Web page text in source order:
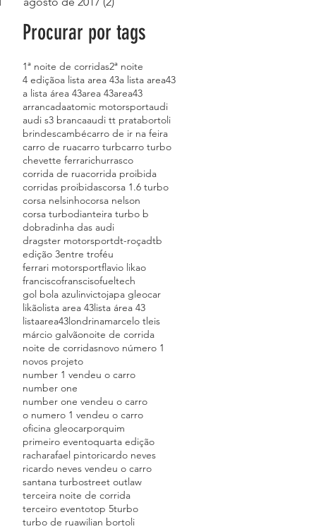
Procurar por tags
1ª noite de corridas2ª noite
4 ediçãoa lista area 43a lista area43
a lista área 43area 43area43
arrancadaatomic motorsportaudi
audi s3 brancaaudi tt pratabortoli
brindescambécarro de ir na feira
carro de ruacarro turbcarro turbo
chevette ferrarichurrasco
corrida de ruacorrida proibida
corridas proibidascorsa 1.6 turbo
corsa nelsinhocorsa nelson
corsa turbodianteira turbo b
dobradinha das audi
dragster motorsportdt-roçadtb
edição 3entre troféu
ferrari motorsportflavio likao
franciscofranscisofueltech
gol bola azulinvictojapa gleocar
likãolista area 43lista área 43
listaarea43londrinamarcelo tleis
márcio galvãonoite de corrida
noite de corridasnovo número 1
novos projeto
number 1 vendeu o carro
number one
number one vendeu o carro
o numero 1 vendeu o carro
oficina gleocarporquim
primeiro eventoquarta edição
racharafael pintoricardo neves
ricardo neves vendeu o carro
santana turbostreet outlaw
terceira noite de corrida
terceiro eventotop 5turbo
turbo de ruawilian bortoli